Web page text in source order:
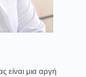
είναι μια αργή